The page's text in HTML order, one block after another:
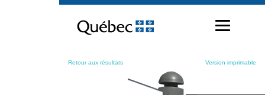
contenu
Retour aux résultats Version imprimable